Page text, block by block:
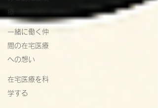
療
一緒に働く仲
間の在宅医療
への想い
在宅医療を科
学する